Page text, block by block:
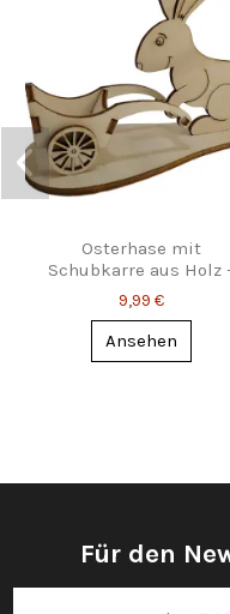
Osterhase mit
Schubkarre aus Holz
dekorative Eierablage
9,99 €
Ansehen
Für den